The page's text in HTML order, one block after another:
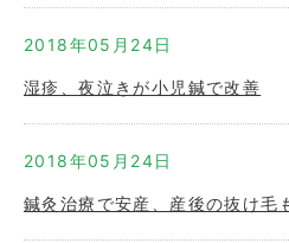
2018年05月24日
湿疹、夜泣きが小児鍼で改善
2018年05月24日
鍼灸治療で安産、産後の抜け毛